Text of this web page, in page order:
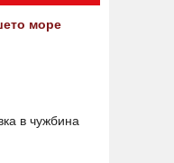
море
в чужбина